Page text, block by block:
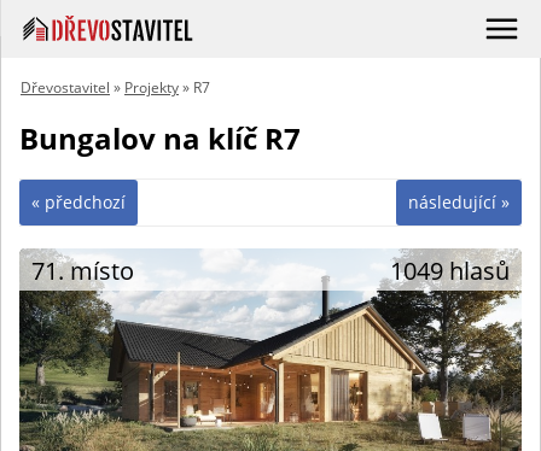
Dřevostavitel » Projekty» R7
Bungalov na klíč R7
následující »
« předchozí
71. místo 1049 hlasů